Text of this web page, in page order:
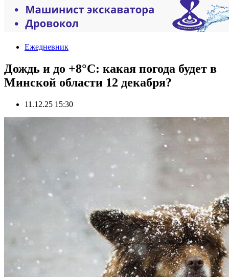
Ежедневник
Дождь и до +8°С: какая погода будет в
Минской области 12 декабря?
11.12.25 15:30